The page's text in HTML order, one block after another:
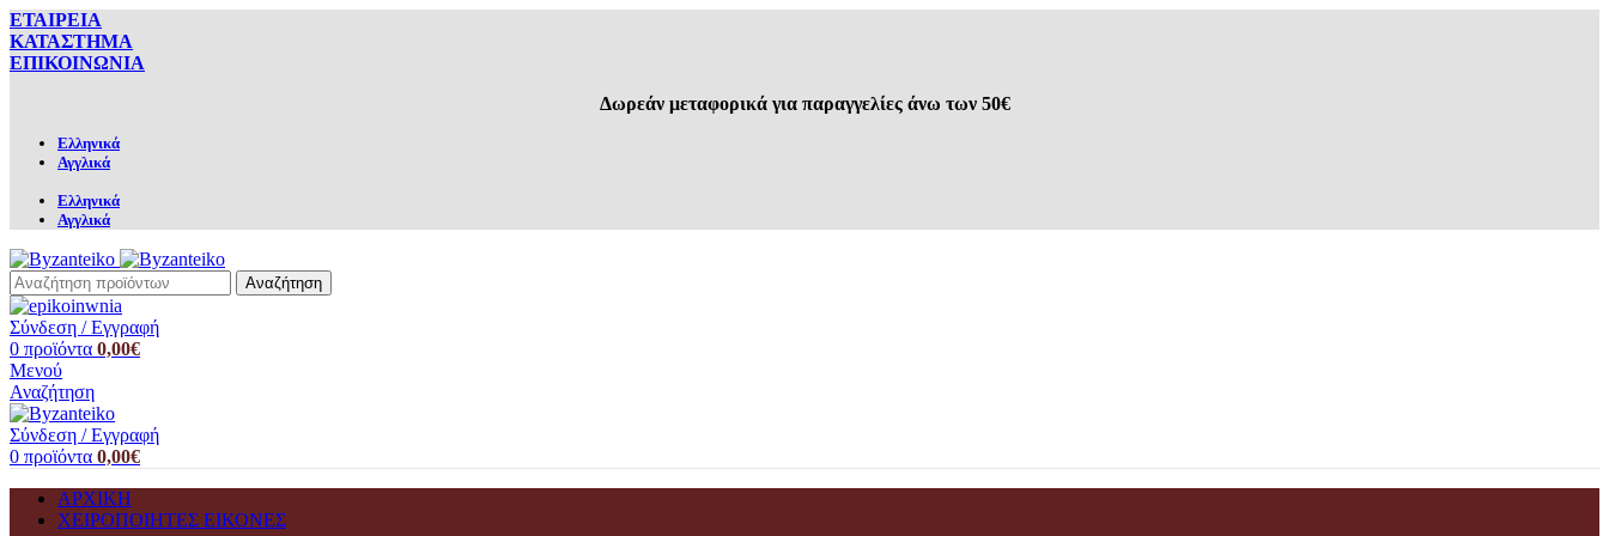
ΕΤΑΙΡΕΙΑ
ΚΑΤΑΣΤΗΜΑ
ΕΠΙΚΟΙΝΩΝΙΑ
Δωρεάν μεταφορικά για παραγγελίες άνω των 50€
Ελληνικά
Αγγλικά
Ελληνικά
Αγγλικά
Αναζήτηση
Σύνδεση / Εγγραφή
0 προϊόντα 0,00€
Μενού
Αναζήτηση
Σύνδεση / Εγγραφή
0 προϊόντα 0,00€
ΑΡΧΙΚΗ
ΧΕΙΡΟΠΟΙΗΤΕΣ ΕΙΚΟΝΕΣ